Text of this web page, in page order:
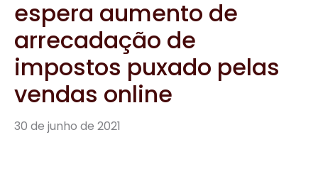
espera aumento de
arrecadação de
impostos puxado pelas
vendas online
30 de junho de 2021